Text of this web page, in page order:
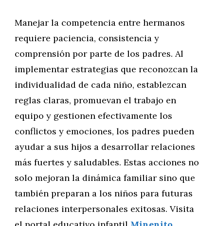
Manejar la competencia entre hermanos
requiere paciencia, consistencia y
comprensión por parte de los padres. Al
implementar estrategias que reconozcan la
individualidad de cada niño, establezcan
reglas claras, promuevan el trabajo en
equipo y gestionen efectivamente los
conflictos y emociones, los padres pueden
ayudar a sus hijos a desarrollar relaciones
más fuertes y saludables. Estas acciones no
solo mejoran la dinámica familiar sino que
también preparan a los niños para futuras
relaciones interpersonales exitosas. Visita